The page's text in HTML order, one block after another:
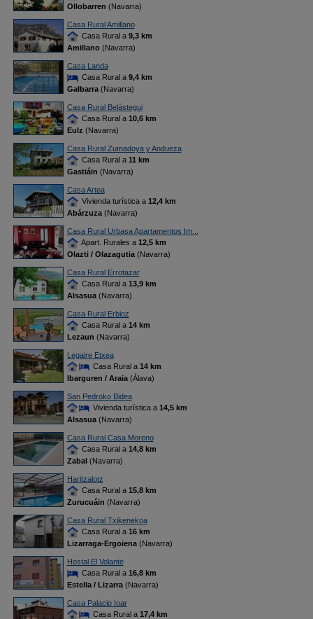
Ollobarren (Navarra)
Casa Rural Amillano
Casa Rural a 9,3 km
Amillano(Navarra)
Casa Landa
Casa Rural a 9,4 km
Galbarra(Navarra)
Casa Rural Belástegui
Casa Rural a 10,6 km
Eulz (Navarra)
Casa Rural Zumadoya y Andueza
Casa Rural a 11 km
Gastiáin (Navarra)
Casa Artea
Vivienda turística a 12,4 km
Abárzuza(Navarra)
Casa Rural Urbasa Apartamentos Im...
Apart. Rurales a 12,5 km
Olazti / Olazagutia(Navarra)
Casa Rural Errotazar
Casa Rural a 13,9 km
Alsasua(Navarra)
Casa Rural Erbioz
Casa Rural a 14 km
Lezaun (Navarra)
Legaire Etxea
Casa Rural a 14 km
Ibarguren / Araia(Álava)
San Pedroko Bidea
Vivienda turística a 14,5 km
Alsasua(Navarra)
Casa Rural Casa Moreno
Casa Rural a 14,8 km
Zabal(Navarra)
Haritzalotz
Casa Rural a 15,8 km
Zurucuáin (Navarra)
Casa Rural Txikenekoa
Casa Rural a 16 km
Lizarraga-Ergoiena(Navarra)
Hostal El Volante
Casa Rural a 16,8 km
Estella / Lizarra(Navarra)
Casa Palacio Ioar
Casa Rural a 17,4 km